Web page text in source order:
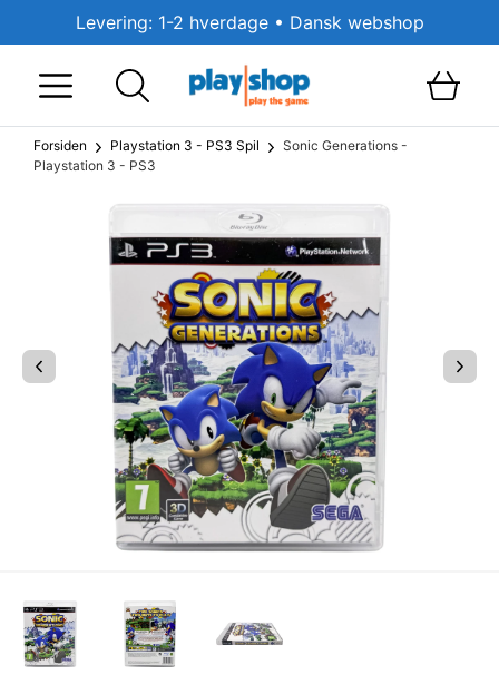
Levering: 1-2 hverdage • Dansk webshop
Forsiden Playstation 3 - PS3 Spil
Sonic Generations -
Playstation 3 - PS3